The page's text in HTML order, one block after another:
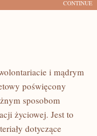
CONTINUE
i mądrym
poświęcony
sposobom
życiowej. Jest to
dotyczące